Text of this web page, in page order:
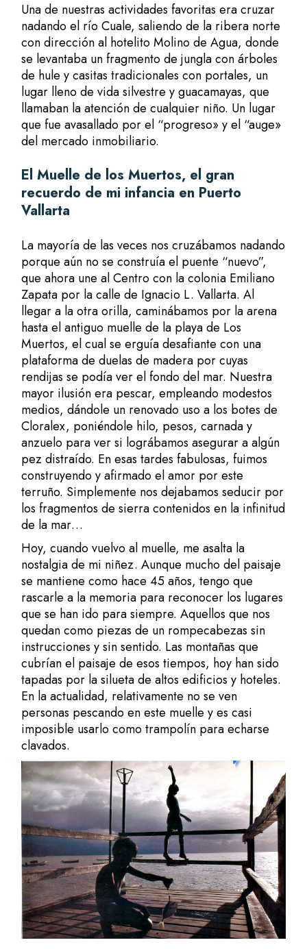
Una de nuestras actividades favoritas era cruzar
nadando el río Cuale, saliendo de la ribera norte
con dirección al hotelito Molino de Agua, donde
se levantaba un fragmento de jungla con árboles
de hule y casitas tradicionales con portales, un
lugar lleno de vida silvestre y guacamayas, que
llamaban la atención de cualquier niño. Un lugar
que fue avasallado por el “progreso» y el “auge»
del mercado inmobiliario.
El Muelle de los Muertos, el gran
recuerdo de mi infancia en Puerto
Vallarta
La mayoría de las veces nos cruzábamos nadando
porque aún no se construía el puente “nuevo”,
que ahora une al Centro con la colonia Emiliano
Zapata por la calle de Ignacio L. Vallarta. Al
llegar a la otra orilla, caminábamos por la arena
hasta el antiguo muelle de la playa de Los
Muertos, el cual se erguía desafiante con una
plataforma de duelas de madera por cuyas
rendijas se podía ver el fondo del mar. Nuestra
mayor ilusión era pescar, empleando modestos
medios, dándole un renovado uso a los botes de
Cloralex, poniéndole hilo, pesos, carnada y
anzuelo para ver si lográbamos asegurar a algún
pez distraído. En esas tardes fabulosas, fuimos
construyendo y afirmado el amor por este
terruño. Simplemente nos dejabamos seducir por
los fragmentos de sierra contenidos en la infinitud
de la mar…
Hoy, cuando vuelvo al muelle, me asalta la
nostalgia de mi niñez. Aunque mucho del paisaje
se mantiene como hace 45 años, tengo que
rascarle a la memoria para reconocer los lugares
que se han ido para siempre. Aquellos que nos
quedan como piezas de un rompecabezas sin
instrucciones y sin sentido. Las montañas que
cubrían el paisaje de esos tiempos, hoy han sido
tapadas por la silueta de altos edificios y hoteles.
En la actualidad, relativamente no se ven
personas pescando en este muelle y es casi
imposible usarlo como trampolín para echarse
clavados.